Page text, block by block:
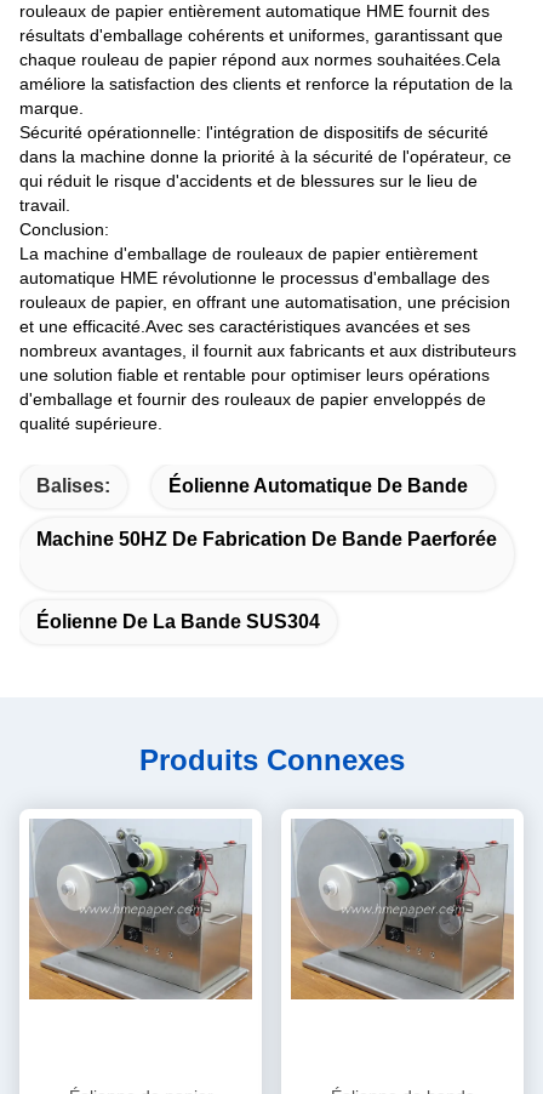
rouleaux de papier entièrement automatique HME fournit des
résultats d'emballage cohérents et uniformes, garantissant que
chaque rouleau de papier répond aux normes souhaitées.Cela
améliore la satisfaction des clients et renforce la réputation de la
marque.
Sécurité opérationnelle: l'intégration de dispositifs de sécurité
dans la machine donne la priorité à la sécurité de l'opérateur, ce
qui réduit le risque d'accidents et de blessures sur le lieu de
travail.
Conclusion:
La machine d'emballage de rouleaux de papier entièrement
automatique HME révolutionne le processus d'emballage des
rouleaux de papier, en offrant une automatisation, une précision
et une efficacité.Avec ses caractéristiques avancées et ses
nombreux avantages, il fournit aux fabricants et aux distributeurs
une solution fiable et rentable pour optimiser leurs opérations
d'emballage et fournir des rouleaux de papier enveloppés de
qualité supérieure.
Balises: Éolienne Automatique De Bande
Machine 50HZ De Fabrication De Bande Paerforée
Éolienne De La Bande SUS304
Produits Connexes